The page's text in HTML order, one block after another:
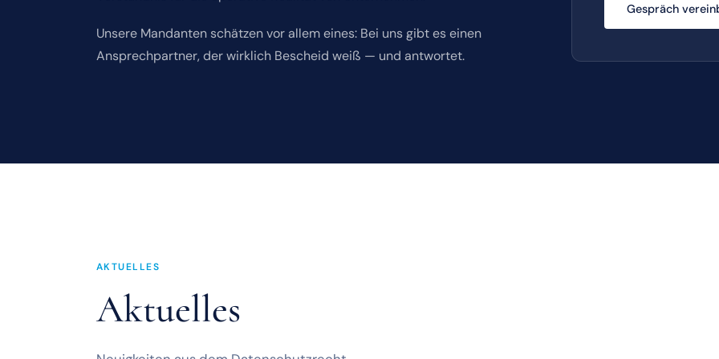
Unsere Mandanten schätzen vor allem eines: Bei uns gibt es einen
Ansprechpartner, der wirklich Bescheid weiß — und antwortet.
Gespräch
AKTUELLES
Aktuelles